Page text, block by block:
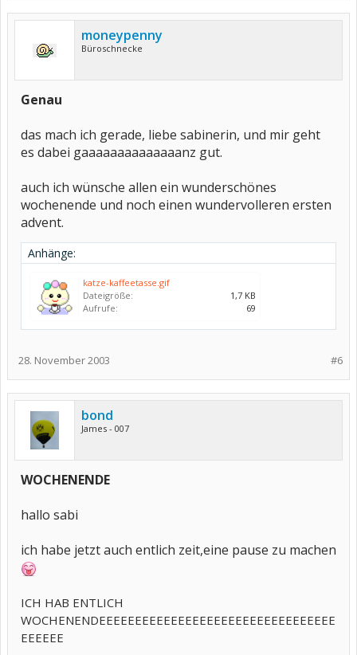
moneypenny
Büroschnecke
Genau
das mach ich gerade, liebe sabinerin, und mir geht
es dabei gaaaaaaaaaaaaaanz gut.
auch ich wünsche allen ein wunderschönes
wochenende und noch einen wundervolleren ersten
advent.
Anhänge:
katze-kaffeetasse.gif
Dateigröße:
1,7 KB
Aufrufe:
69
#6
28. November 2003
bond
James - 007
WOCHENENDE
hallo sabi
ich habe jetzt auch entlich zeit,eine pause zu machen
ICH HAB ENTLICH
WOCHENENDEEEEEEEEEEEEEEEEEEEEEEEEEEEEEEEEE
EEEEEE